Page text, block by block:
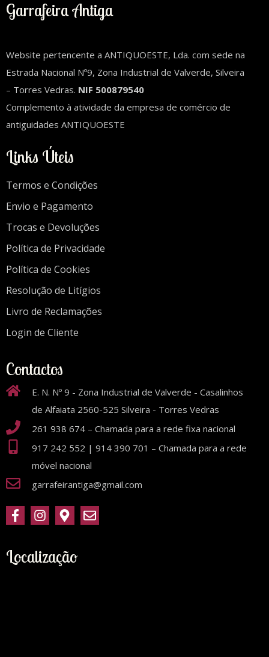
Garrafeira Antiga
Website pertencente a ANTIQUOESTE, Lda. com sede na
Estrada Nacional Nº9, Zona Industrial de Valverde, Silveira
– Torres Vedras. NIF 500879540
Complemento à atividade da empresa de comércio de
antiguidades ANTIQUOESTE
Links Úteis
Termos e Condições
Envio e Pagamento
Trocas e Devoluções
Política de Privacidade
Política de Cookies
Resolução de Litígios
Livro de Reclamações
Login de Cliente
Contactos
E. N. Nº 9 - Zona Industrial de Valverde - Casalinhos
de Alfaiata 2560-525 Silveira - Torres Vedras
261 938 674 – Chamada para a rede fixa nacional
917 242 552 | 914 390 701 – Chamada para a rede
móvel nacional
garrafeirantiga@gmail.com
Localização